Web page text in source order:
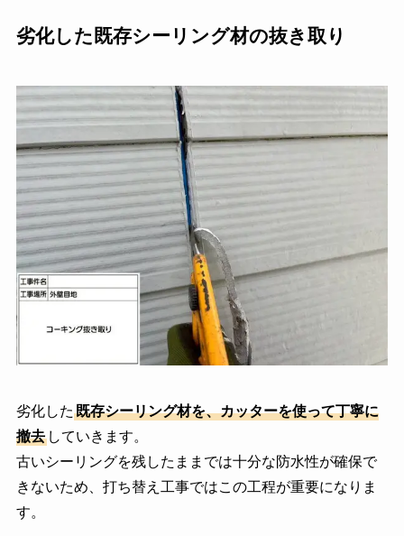
劣化した既存シーリング材の抜き取り
劣化した 既存シーリング材を、カッターを使って丁寧に
撤去していきます。
古いシーリングを残したままでは十分な防水性が確保で
きないため、打ち替え工事ではこの工程が重要になりま
す。